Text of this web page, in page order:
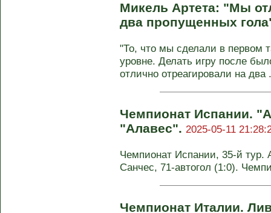
Микель Артета: "Мы
два пропущенных
"То, что мы сделали в первом
уровне. Делать игру после
отлично отреагировали на два
Чемпионат Испании.
"Алавес". 2025-05-11
Чемпионат Испании, 35-й тур.
Санчес, 71-автогол (1:0).
Чемпионат Италии.